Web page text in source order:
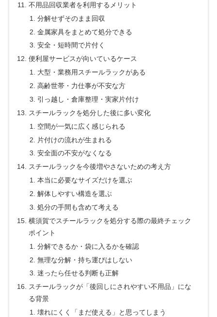
不用品回収業者を利用するメリット
分解せずそのまま回収
金属家具をまとめて処分できる
安全・短時間で片付く
便利屋サービスが向いているケース
大型・業務用スチールラックがある
高齢世帯・力仕事が不安な方
引っ越し・倉庫整理・実家片付け
スチールラックを処分した後に多い変化
空間が一気に広く感じられる
片付けの流れが生まれる
安全面の不安がなくなる
スチールラックを今後増やさないための考え方
本当に必要なサイズだけを選ぶ
解体しやすい構造を選ぶ
処分の手間も含めて考える
横須賀でスチールラックを処分する際の最終チェック
ポイント
分解できるか・袋に入るかを確認
無理な分解・持ち運びはしない
迷ったら任せる判断も正解
スチールラックが「後回しにされやすい不用品」にな
る背景
壊れにくく「まだ使える」と思ってしまう